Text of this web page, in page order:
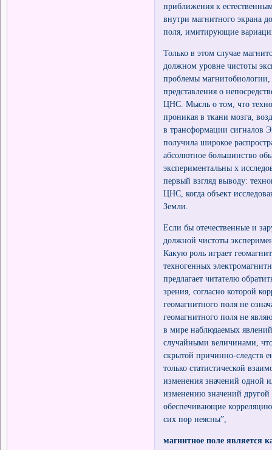
приближения к
внутри магнитного экрана
поля, имитирующие
Только в этом случае
должном уровне чистоты
проблемы магнитобиологии,
представления о
ЦНС. Мысль о том, что
проникая в ткани мозга,
в трансформации
получила широкое
абсолютное большинство
экспериментальны х
первый взгляд выводу:
ЦНС, когда объект
Земли.
Если бы отечественные и
должной чистоты
Какую роль играет
техногенных
предлагает читателю
зрения, согласно которой
геомагнитного поля не
геомагнитного поля не
в мире наблюдаемых
случайными величинами,
скрытой причинно-следств
только статистической
изменения значений одной
изменению значений
обеспечивающие
сих пор неясны”,
магнитное поле является